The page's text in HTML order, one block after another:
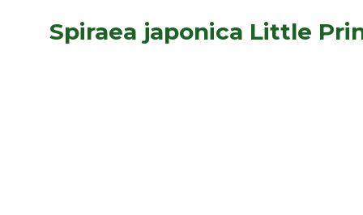
Spiraea japonica Little